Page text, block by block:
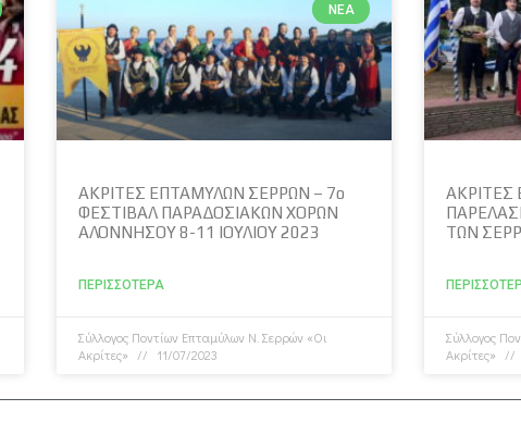
ΝΈΑ
ΑΚΡΙΤΕΣ ΕΠΤΑΜΥΛΩΝ ΣΕΡΡΩΝ – 7ο
ΦΕΣΤΙΒΑΛ ΠΑΡΑΔΟΣΙΑΚΩΝ ΧΟΡΩΝ
ΑΛΟΝΝΗΣΟΥ 8-11 ΙΟΥΛΙΟΥ 2023
ΠΕΡΙΣΣΌΤΕΡΑ
Σύλλογος Ποντίων Επταμύλων N. Σερρών «Οι
Ακρίτες»
11/07/2023
ΑΚΡΙΤΕΣ
ΤΩΝ
Σύλλογος
Ακρίτες»